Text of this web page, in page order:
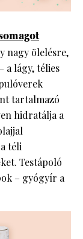
nagy ölelésre,
a lágy, télies
tartalmazó
hidratálja a
téli
Testápoló
– gyógyír a